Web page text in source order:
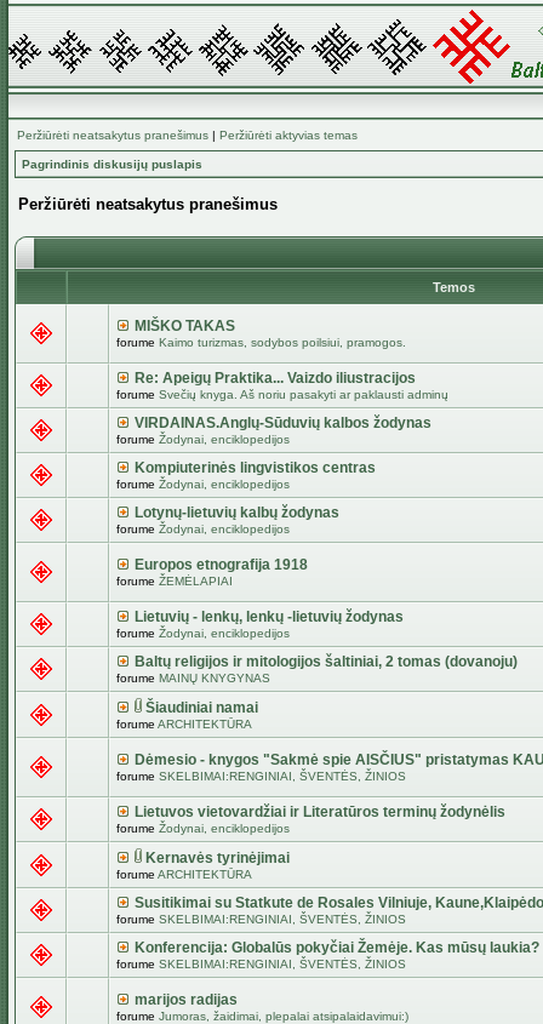
Peržiūrėti neatsakytus pranešimus | Peržiūrėti aktyvias temas
Pagrindinis diskusijų puslapis
Peržiūrėti neatsakytus pranešimus
Temos
MIŠKO TAKAS
forume Kaimo turizmas, sodybos poilsiui, pramogos.
Re: Apeigų Praktika... Vaizdo iliustracijos
forume Svečių knyga. Aš noriu pasakyti ar paklausti adminų
VIRDAINAS.Anglų-Sūduvių kalbos žodynas
forume Žodynai, enciklopedijos
Kompiuterinės lingvistikos centras
forume Žodynai, enciklopedijos
Lotynų-lietuvių kalbų žodynas
forume Žodynai, enciklopedijos
Europos etnografija 1918
forume ŽEMĖLAPIAI
Lietuvių - lenkų, lenkų -lietuvių žodynas
forume Žodynai, enciklopedijos
Baltų religijos ir mitologijos šaltiniai, 2 tomas (dovanoju)
forume MAINŲ KNYGYNAS
Šiaudiniai namai
forume ARCHITEKTŪRA
Dėmesio - knygos "Sakmė spie AISČIUS" pristatymas
forume SKELBIMAI:RENGINIAI, ŠVENTĖS, ŽINIOS
Lietuvos vietovardžiai ir Literatūros terminų žodynėlis
forume Žodynai, enciklopedijos
Kernavės tyrinėjimai
forume ARCHITEKTŪRA
Susitikimai su Statkute de Rosales Vilniuje,
forume SKELBIMAI:RENGINIAI, ŠVENTĖS, ŽINIOS
Konferencija: Globalūs pokyčiai Žemėje. Kas mūsų laukia?
forume SKELBIMAI:RENGINIAI, ŠVENTĖS, ŽINIOS
marijos radijas
forume Jumoras, žaidimai, plepalai atsipalaidavimui:)